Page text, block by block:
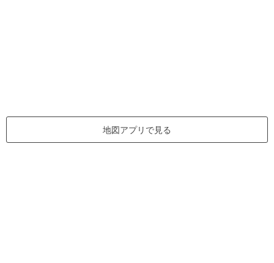
地図アプリで見る